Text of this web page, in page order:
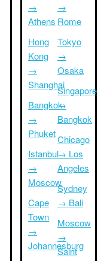
→
Athens
Hong
Kong
→
Shanghai
Bangkok
→
Phuket
Istanbul
→
Moscow
Cape
Town
→
Johannesburg
→
Rome
Tokyo
→
Osaka
Singapore
→
Bangkok
Chicago
→ Los
Angeles
Sydney
→ Bali
Moscow
→
Saint